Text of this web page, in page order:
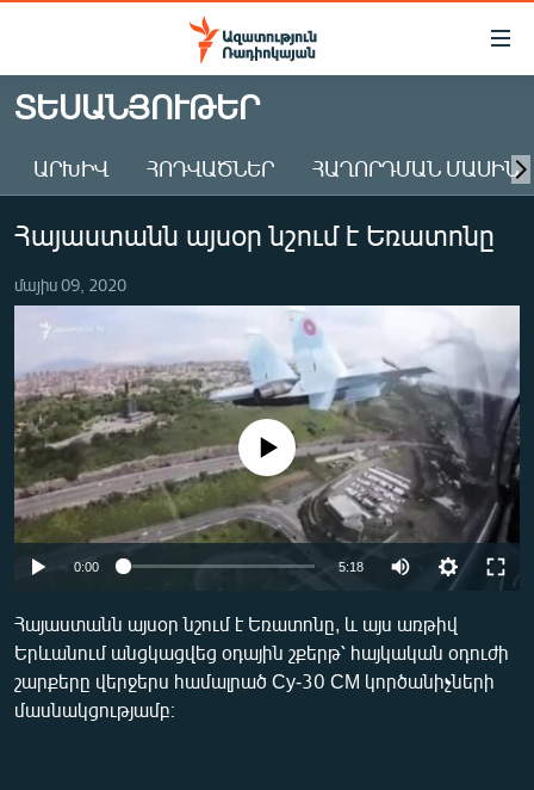
Մատչելիության
Անցնել
հիմնական
Անցնել
հիմնական
մենյուին
ԱԶԱՏՈՒԹՅՈՒՆ TV
ՀԱՅԱՍՏԱՆ
ԸՆՏՐՈՒԹՅՈՒՆՆԵՐ 2026
ԻՐԱՎՈՒՆՔ
ՀԱՍԱՐԱԿՈՒԹՅՈՒՆ
ՏՆՏԵՍՈՒԹՅՈՒՆ
ՂԱՐԱԲԱՂ
ՊԱՏԵՐԱԶՄԻ 6 ՇԱԲԱԹՆԵՐԸ
ՏԱՐԱԾԱՇՐՋԱՆ
ՄԻՋԱԶԳԱՅԻՆ
ՍՊՈՐՏ
ՄԵԿՆԱԲԱՆՈՒԹՅՈՒՆ
ՏՏ ԵՒ ԻՆՏԵՐՆԵՏ
ՏԵՍԱՆՅՈՒԹԵՐ
ԱՐԽԻՎ ՀՈԴՎԱԾՆԵՐ ՀԱՂՈՐԴՄԱՆ ՄԱՍԻՆ
Հայաստանն այսօր նշում է Եռատոնը
մայիս 09, 2020
No media source currently available
0:00 5:18
360p
404p
Հայաստանն այսօր նշում է Եռատոնը, և այս առթիվ
Երևանում անցկացվեց օդային շքերթ՝ հայկական օդուժի
շարքերը վերջերս համալրած Су-30 СМ կործանիչների
մասնակցությամբ։